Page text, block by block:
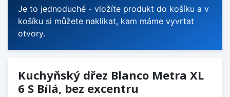
Je to jednoduché - vložíte produkt do košíku a v
košíku si můžete naklikat, kam máme vyvrtat
otvory.
Kuchyňský dřez Blanco Metra XL
6 S Bílá, bez excentru